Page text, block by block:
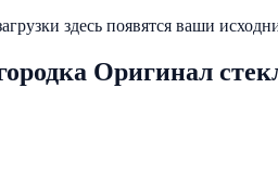
здесь появятся ваши
Оригинал